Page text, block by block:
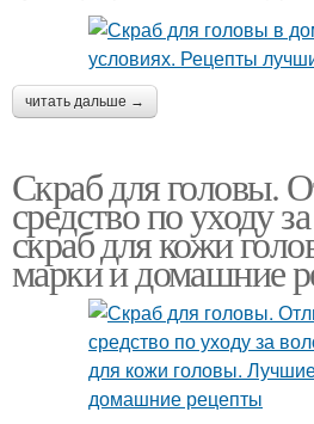
читать дальше →
Скраб для головы.
средство по уходу
скраб для кожи
марки и домашние